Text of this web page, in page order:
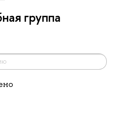
группа